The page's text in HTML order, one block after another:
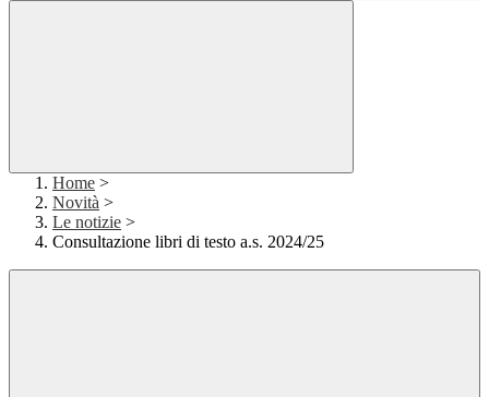
Home >
Novità >
Le notizie >
Consultazione libri di testo a.s. 2024/25